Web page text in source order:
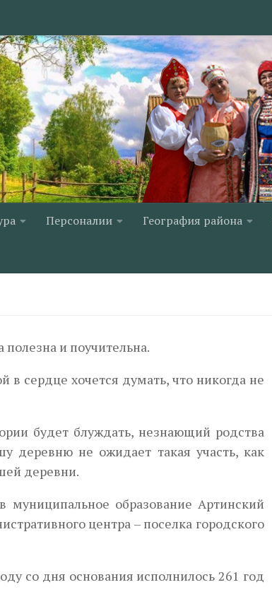
Персоналии География района
и поучительна.
сердце хочется думать, что никогда не
будет блуждать, незнающий родства
деревню не ожидает такая участь, как
деревни.
образование Артинский
центра – поселка городского
со дня основания исполнилось 261 год